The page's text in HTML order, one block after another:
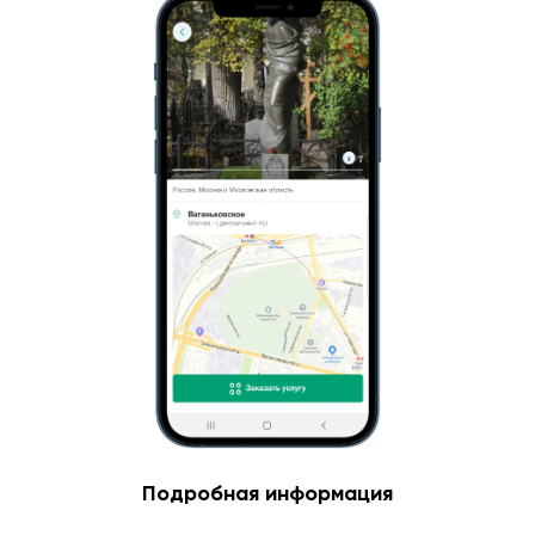
Подробная информация